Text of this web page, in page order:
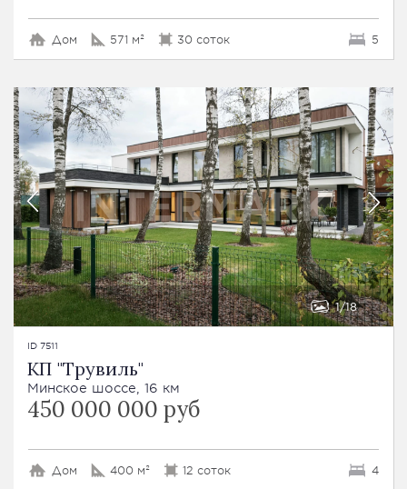
Дом 571 м² 30 соток 5
1 18
ID 7511
КП "Трувиль"
Минское шоссе, 16 км
450 000 000 руб
Дом 400 м² 12 соток 4